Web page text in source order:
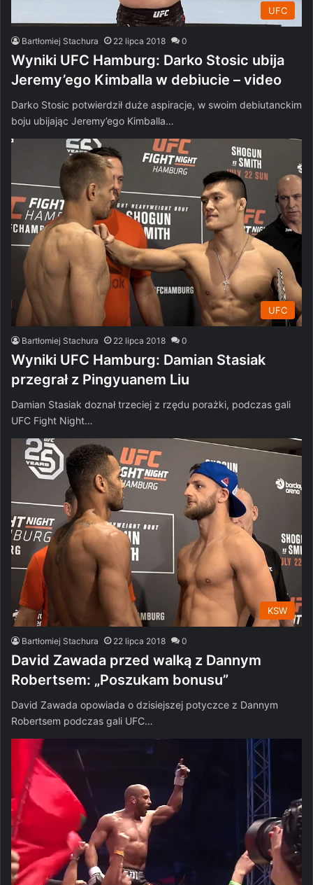
UFC
Bartłomiej Stachura 22 lipca 2018 0
Wyniki UFC Hamburg: Darko Stosic ubija
Jeremy’ego Kimballa w debiucie – video
Darko Stosic potwierdził duże aspiracje, w swoim debiutanckim
boju ubijając Jeremy’ego Kimballa…
UFC
Bartłomiej Stachura 22 lipca 2018 0
Wyniki UFC Hamburg: Damian Stasiak
przegrał z Pingyuanem Liu
Damian Stasiak doznał trzeciej z rzędu porażki, podczas gali
UFC Fight Night…
KSW
Bartłomiej Stachura 22 lipca 2018 0
David Zawada przed walką z Dannym
Robertsem: „Poszukam bonusu”
David Zawada opowiada o dzisiejszej potyczce z Dannym
Robertsem podczas gali UFC…